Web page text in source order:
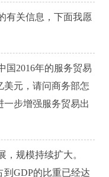
有关信息，下面我愿
国2016年的服务贸易
美元，请问商务部怎
步增强服务贸易出
，规模持续扩大。
到GDP的比重已经达